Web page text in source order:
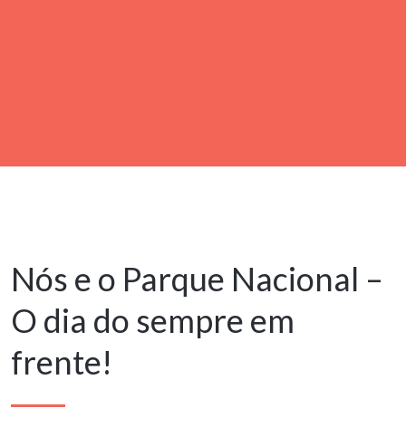
Nós e o Parque Nacional –
O dia do sempre em
frente!